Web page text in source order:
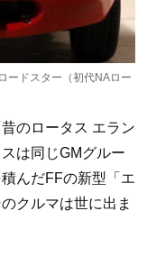
ードスター（初代NAロー
のロータス エラン
は同じGMグルー
んだFFの新型「エ
クルマは世に出ま